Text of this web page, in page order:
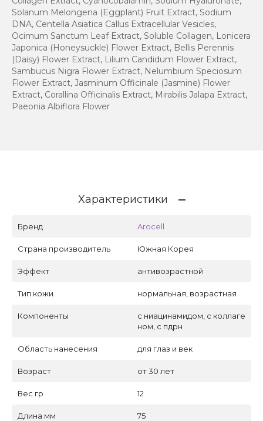
Solanum Melongena (Eggplant) Fruit Extract, Sodium
DNA, Centella Asiatica Callus Extracellular Vesicles,
Ocimum Sanctum Leaf Extract, Soluble Collagen, Lonicera
Japonica (Honeysuckle) Flower Extract, Bellis Perennis
(Daisy) Flower Extract, Lilium Candidum Flower Extract,
Sambucus Nigra Flower Extract, Nelumbium Speciosum
Flower Extract, Jasminum Officinale (Jasmine) Flower
Extract, Corallina Officinalis Extract, Mirabilis Jalapa Extract,
Paeonia Albiflora Flower
Характеристики
Бренд Arocell
Страна производитель Южная Корея
Эффект антивозрастной
Тип кожи нормальная, возрастная
Компоненты
с ниацинамидом, с коллаге
ном, с пдрн
Область нанесения для глаз и век
Возраст от 30 лет
Вес гр 12
Длина мм 75